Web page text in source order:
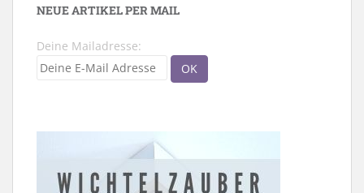
NEUE ARTIKEL PER MAIL
Deine Mailadresse: